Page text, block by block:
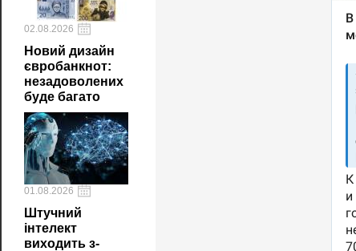
02.08.2026
Новий дизайн
євробанкнот:
незадоволених
буде багато
01.08.2026
Штучний
інтелект
виходить з-